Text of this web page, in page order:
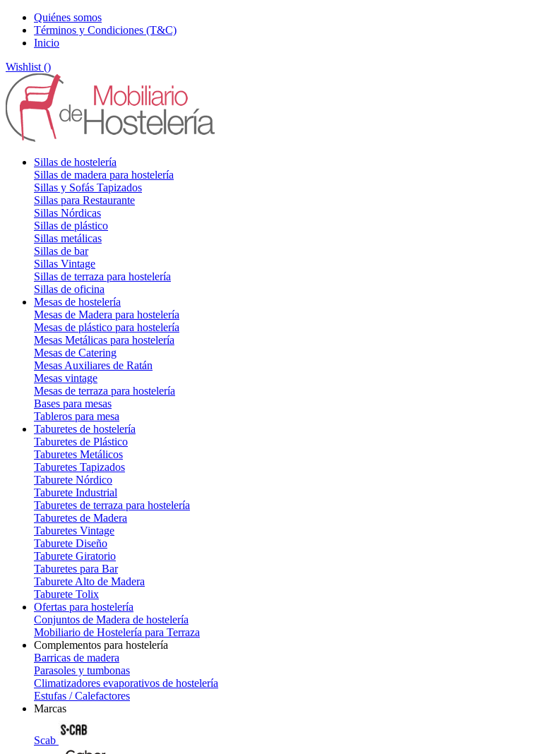
Quiénes somos
Términos y Condiciones (T&C)
Inicio
Wishlist ()
Sillas de hostelería
Sillas de madera para hostelería
Sillas y Sofás Tapizados
Sillas para Restaurante
Sillas Nórdicas
Sillas de plástico
Sillas metálicas
Sillas de bar
Sillas Vintage
Sillas de terraza para hostelería
Sillas de oficina
Mesas de hostelería
Mesas de Madera para hostelería
Mesas de plástico para hostelería
Mesas Metálicas para hostelería
Mesas de Catering
Mesas Auxiliares de Ratán
Mesas vintage
Mesas de terraza para hostelería
Bases para mesas
Tableros para mesa
Taburetes de hostelería
Taburetes de Plástico
Taburetes Metálicos
Taburetes Tapizados
Taburete Nórdico
Taburete Industrial
Taburetes de terraza para hostelería
Taburetes de Madera
Taburetes Vintage
Taburete Diseño
Taburete Giratorio
Taburetes para Bar
Taburete Alto de Madera
Taburete Tolix
Ofertas para hostelería
Conjuntos de Madera de hostelería
Mobiliario de Hostelería para Terraza
Complementos para hostelería
Barricas de madera
Parasoles y tumbonas
Climatizadores evaporativos de hostelería
Estufas / Calefactores
Marcas
Scab